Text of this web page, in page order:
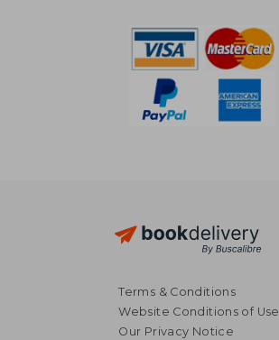
Terms & Conditions
Website Conditions of Use
Our Privacy Notice